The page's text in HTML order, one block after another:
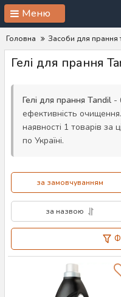
Меню
Головна Засоби для прання
Гелі для прання
Гелі для прання Tandil -
ефективність
наявності 1 товарів за
по Україні.
за замовчуванням
за назвою